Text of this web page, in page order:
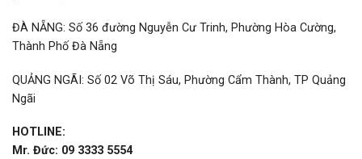
ĐÀ NẴNG: Số 36 đường Nguyễn Cư Trinh, Phường Hòa Cường,
Thành Phố Đà Nẵng
QUẢNG NGÃI: Số 02 Võ Thị Sáu, Phường Cẩm Thành, TP Quảng
Ngãi
HOTLINE:
Mr. Đức: 09 3333 5554